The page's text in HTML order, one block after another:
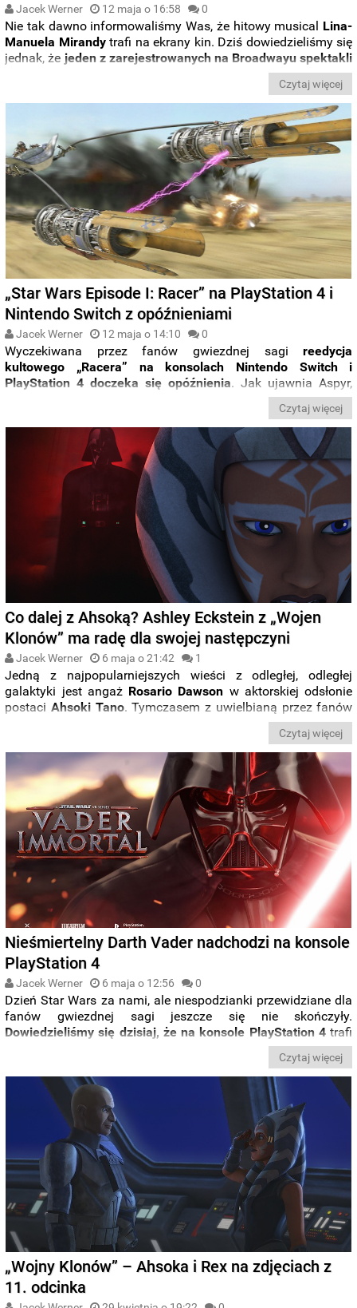
Jacek Werner 12 maja o 16:58 0
Nie tak dawno informowaliśmy Was, że hitowy musical Lina-
Manuela Mirandytrafi na ekrany kin. Dziś dowiedzieliśmy się
jednak, że jeden z zarejestrowanych na Broadwayu spektakli
zawędruje nie na wielki ekran, a naplatformę
. Co więcej, odległa data premiery: październik 2021
została radykalnie przyspieszona. „Hamilton” zadebiutuje w
streamingu już 3 lipca tego roku.
Czytaj więcej
„Star Wars Episode I: Racer” na PlayStation 4 i
Nintendo Switch z opóźnieniami
Jacek Werner 12 maja o 14:10 0
Wyczekiwana przez fanów gwiezdnej sagireedycja
kultowego „Racera” na konsolach Nintendo Switch i
PlayStation 4 doczeka się opóźnienia. Jak ujawnia Aspyr,
studio zaangażowane w przygotowanie nowej wersji, na
zaplanowaną majową premierę wpłynęła konieczność
przeniesienia pracy do domów.
Czytaj więcej
Co dalej z Ahsoką? Ashley Eckstein z „Wojen
Klonów” ma radę dla swojej następczyni
Jacek Werner 6 maja o 21:42 1
Jedną z najpopularniejszych wieści z odległej, odległej
galaktyki jest angaż Rosario Dawson w aktorskiej odsłonie
postaci Ahsoki Tano. Tymczasem z uwielbianą przez fanów
bohaterką pożegnała się (tymczasowo, miejmy nadzieję)
Ashley Eckstein.Aktorka
podzieliła się swoimi przemyśleniami dotyczącymi
przyszłości postaci. Miała też kilka porad dla swojej
następczyni.
Czytaj więcej
Nieśmiertelny Darth Vader nadchodzi na konsole
PlayStation 4
Jacek Werner 6 maja o 12:56 0
Dzień Star Wars za nami, ale niespodzianki przewidziane dla
fanów gwiezdnej sagi jeszcze się nie skończyły.
Dowiedzieliśmy się dzisiaj, że na konsole PlayStation 4trafi
gogle VR gra „Vader Immortal”.
Czytaj więcej
„Wojny Klonów” – Ahsoka i Rex na zdjęciach z
11. odcinka